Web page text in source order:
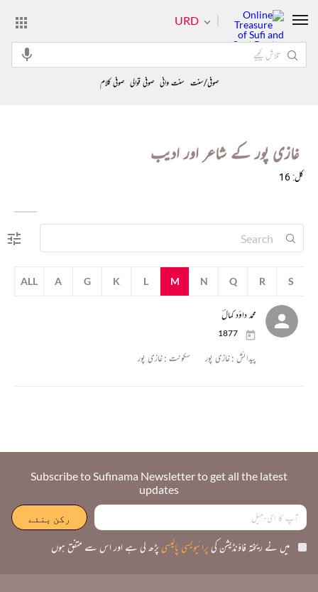
غازی پور کے شاعر اور ادیب
کل: 16
ALL A G K L M N Q R S
محمد داؤد کمالؔ
1877
پیدائش :غازی پور سکونت :غازی پور
URD
صوفی/سنت سنت وانی صوفی قوالی صوفی کلام
Subscribe to Sufinama Newsletter to get all the latest
updates
میں نے ریختہ فاؤنڈیشن کی پرائیویسی پالیسی پڑھ لی ہے اور اس سے متفق ہوں